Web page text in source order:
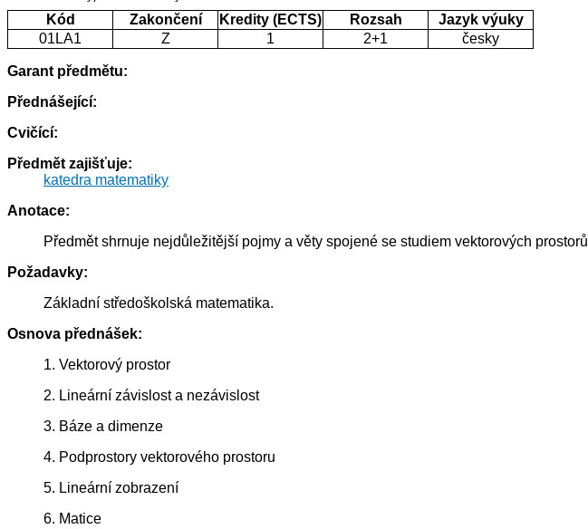
Kód Zakončení Kredity (ECTS) Rozsah
Jazyk výuky
01LA1
Z 1 2+1 česky
Garant předmětu:
Přednášející:
Cvičící:
Předmět zajišťuje:
katedra matematiky
Anotace:
Předmět shrnuje nejdůležitější pojmy a věty spojené se studiem vektorových
Požadavky:
Základní středoškolská matematika.
Osnova přednášek:
1. Vektorový prostor
2. Lineární závislost a nezávislost
3. Báze a dimenze
4. Podprostory vektorového prostoru
5. Lineární zobrazení
6. Matice